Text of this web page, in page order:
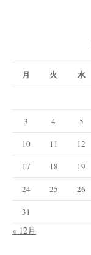
月 火 水
3 4 5
10 11 12
17 18 19
24 25 26
31
« 12月